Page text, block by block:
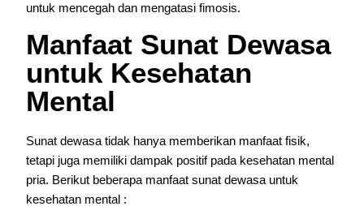
untuk mencegah dan mengatasi fimosis.
Manfaat Sunat Dewasa
untuk Kesehatan
Mental
Sunat dewasa tidak hanya memberikan manfaat fisik,
tetapi juga memiliki dampak positif pada kesehatan mental
pria. Berikut beberapa manfaat sunat dewasa untuk
kesehatan mental :